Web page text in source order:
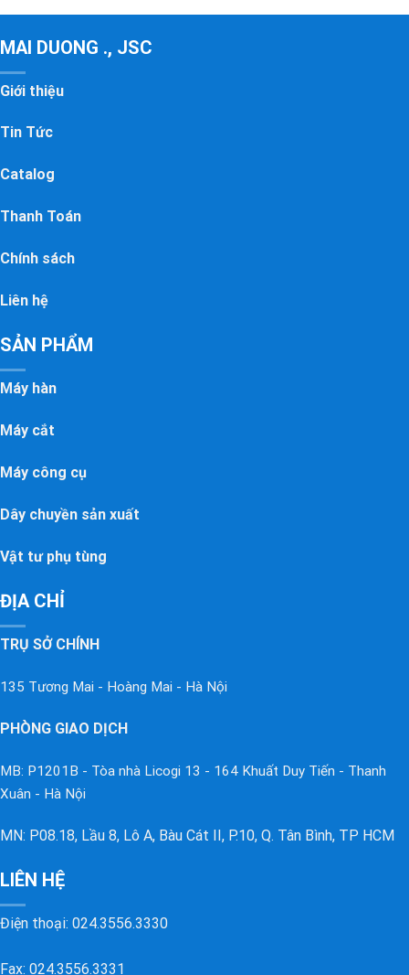
MAI DUONG ., JSC
Giới thiệu
Tin Tức
Catalog
Thanh Toán
Chính sách
Liên hệ
SẢN PHẨM
Máy hàn
Máy cắt
Máy công cụ
Dây chuyền sản xuất
Vật tư phụ tùng
ĐỊA CHỈ
TRỤ SỞ CHÍNH
135 Tương Mai - Hoàng Mai - Hà Nội
PHÒNG GIAO DỊCH
MB: P1201B - Tòa nhà Licogi 13 - 164 Khuất Duy Tiến - Thanh
Xuân - Hà Nội
MN: P08.18, Lầu 8, Lô A, Bàu Cát II, P.10, Q. Tân Bình, TP HCM
LIÊN HỆ
Điện thoại: 024.3556.3330
Fax: 024.3556.3331